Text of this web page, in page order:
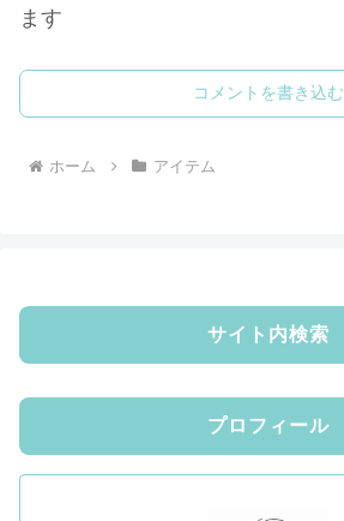
ます
コメントを書き込む
ホーム アイテム
サイト内検索
プロフィール